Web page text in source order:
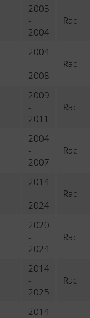
2003
-
2004
Rac
2004
-
2008
Rac
2009
-
2011
Rac
2004
-
2007
Rac
2014
-
2024
Rac
2020
-
2024
Rac
2014
-
2025
Rac
2014